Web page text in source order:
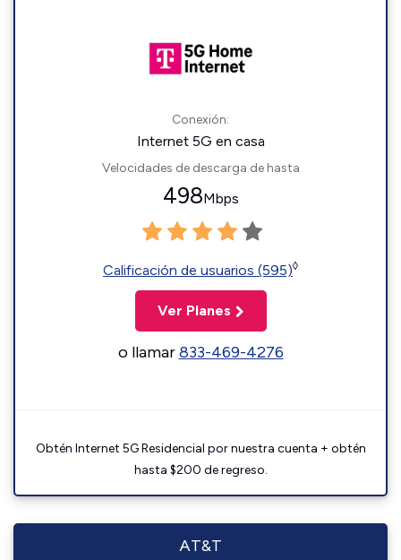
Conexión:
Internet 5G en casa
Velocidades de descarga de hasta
498Mbps
Calificación de usuarios (595)◊
Ver Planes
o llamar833-469-4276
Obtén Internet 5G Residencial por nuestra cuenta + obtén
hasta $200 de regreso.
AT&T